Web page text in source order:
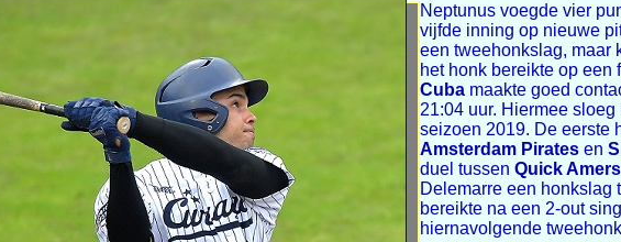
Neptunus voegde vier
vijfde inning op nieuwe
een tweehonkslag, maar
het honk bereikte op een
Cuba maakte goed
21:04 uur. Hiermee
seizoen 2019. De eerste
Amsterdam Pirates en
duel tussen Quick
Delemarre een honkslag
bereikte na een 2-out
hiernavolgende